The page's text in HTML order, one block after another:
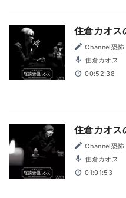
住倉カオ
Channel恐怖
住倉カオス
00:52:38
住倉カオ
Channel恐怖
住倉カオス
01:01:53